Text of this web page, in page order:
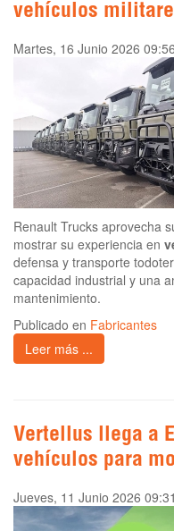
vehículos
Martes, 16 Junio 2026 09:56
Renault Trucks aprovecha
mostrar su experiencia en
defensa y transporte
capacidad industrial y una
mantenimiento.
Publicado en Fabricantes
Leer más ...
Vertellus llega a
vehículos para
Jueves, 11 Junio 2026 09:31